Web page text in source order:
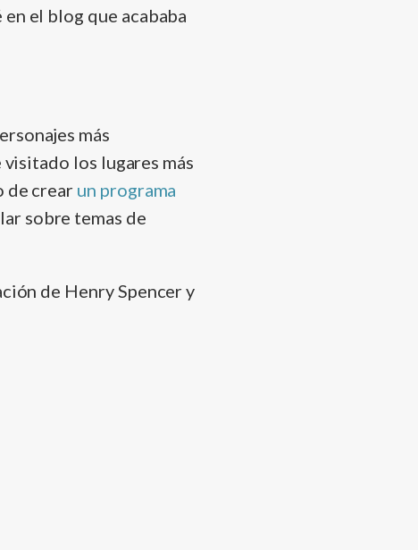
el blog que acababa
más
los lugares más
de crear un programa
sobre temas de
de Henry Spencer y